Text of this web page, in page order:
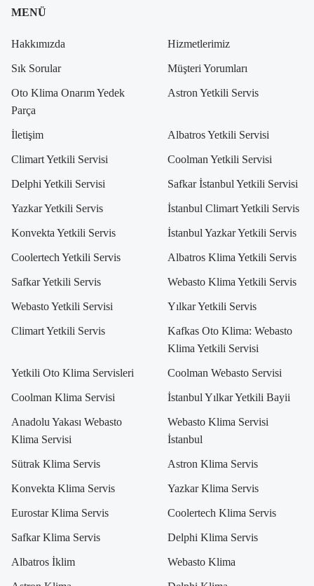
MENÜ
Hakkımızda Hizmetlerimiz
Sık Sorular Müşteri Yorumları
Oto Klima Onarım Yedek
Parça
Astron Yetkili Servis
İletişim Albatros Yetkili Servisi
Climart Yetkili Servisi Coolman Yetkili Servisi
Delphi Yetkili Servisi Safkar İstanbul Yetkili Servisi
Yazkar Yetkili Servis İstanbul Climart Yetkili Servis
Konvekta Yetkili Servis İstanbul Yazkar Yetkili Servis
Coolertech Yetkili Servis Albatros Klima Yetkili Servis
Safkar Yetkili Servis Webasto Klima Yetkili Servis
Webasto Yetkili Servisi Yılkar Yetkili Servis
Climart Yetkili Servis
Kafkas Oto Klima: Webasto
Klima Yetkili Servisi
Yetkili Oto Klima Servisleri Coolman Webasto Servisi
Coolman Klima Servisi İstanbul Yılkar Yetkili Bayii
Anadolu Yakası Webasto
Klima Servisi
Webasto Klima Servisi
İstanbul
Sütrak Klima Servis Astron Klima Servis
Konvekta Klima Servis Yazkar Klima Servis
Eurostar Klima Servis Coolertech Klima Servis
Safkar Klima Servis Delphi Klima Servis
Albatros İklim Webasto Klima